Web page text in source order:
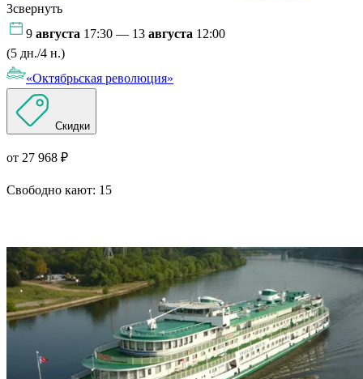
3свернуть
9 августа 17:30 — 13 августа 12:00
(5 дн./4 н.)
«Октябрьская революция»
Скидки
от 27 968 ₽
Свободно кают: 15